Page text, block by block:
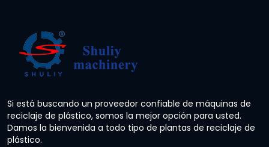
Si está buscando un proveedor confiable de máquinas de
reciclaje de plástico, somos la mejor opción para usted.
Damos la bienvenida a todo tipo de plantas de reciclaje de
plástico.